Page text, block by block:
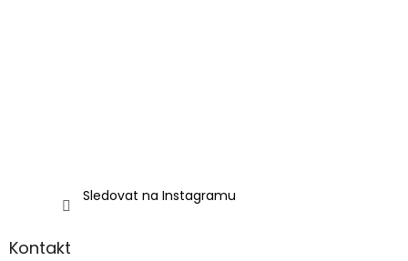
Sledovat na Instagramu
Kontakt